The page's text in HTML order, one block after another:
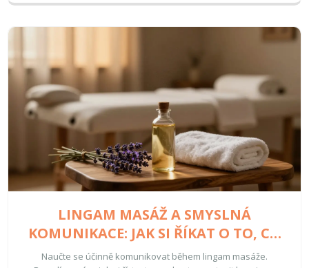
LINGAM MASÁŽ A SMYSLNÁ
KOMUNIKACE: JAK SI ŘÍKAT O TO, CO
CHCETE
Naučte se účinně komunikovat během lingam masáže.